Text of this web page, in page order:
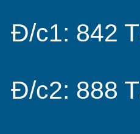
Đ/c1: 842
Đ/c2: 888